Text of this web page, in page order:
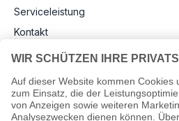
Serviceleistung
Kontakt
Versand und Zahlungsbedingungen
Newsletter